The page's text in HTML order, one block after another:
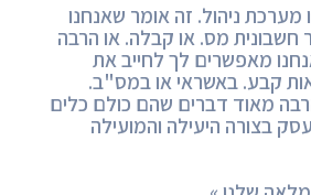
ניהול. זה אומר שאנחנו
חשבונית מס. או קבלה. או הרבה
מאפשרים לך לחייב את
קבע. באשראי או במס"ב.
מאוד דברים שהם כולם כלים
עסק בצורה היעילה והמועילה